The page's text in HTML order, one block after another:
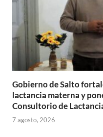
Gobierno de Salto
lactancia materna y
Consultorio de
7 agosto, 2026